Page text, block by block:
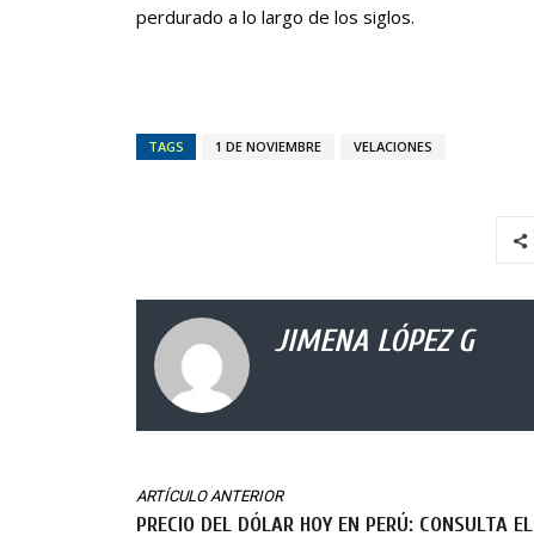
perdurado a lo largo de los siglos.
TAGS 1 DE NOVIEMBRE VELACIONES
JIMENA LÓPEZ G
ARTÍCULO ANTERIOR
PRECIO DEL DÓLAR HOY EN PERÚ: CONSULTA EL